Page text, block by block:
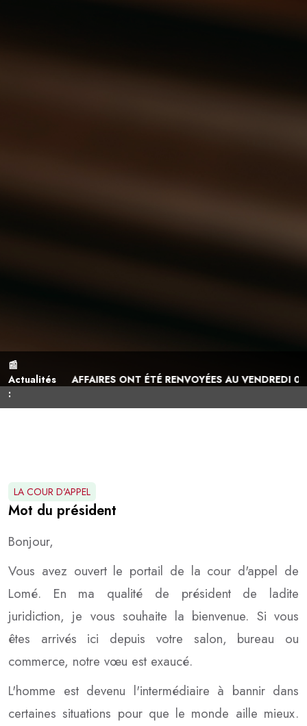
📰
Actualités
:
AFFAIRES ONT ÉTÉ RENVOYÉES AU VENDREDI 02
LA COUR D'APPEL
Mot du président
Bonjour,
Vous avez ouvert le portail de la cour d'appel de
Lomé. En ma qualité de président de ladite
juridiction, je vous souhaite la bienvenue. Si vous
êtes arrivés ici depuis votre salon, bureau ou
commerce, notre vœu est exaucé.
L'homme est devenu l'intermédiaire à bannir dans
certaines situations pour que le monde aille mieux.